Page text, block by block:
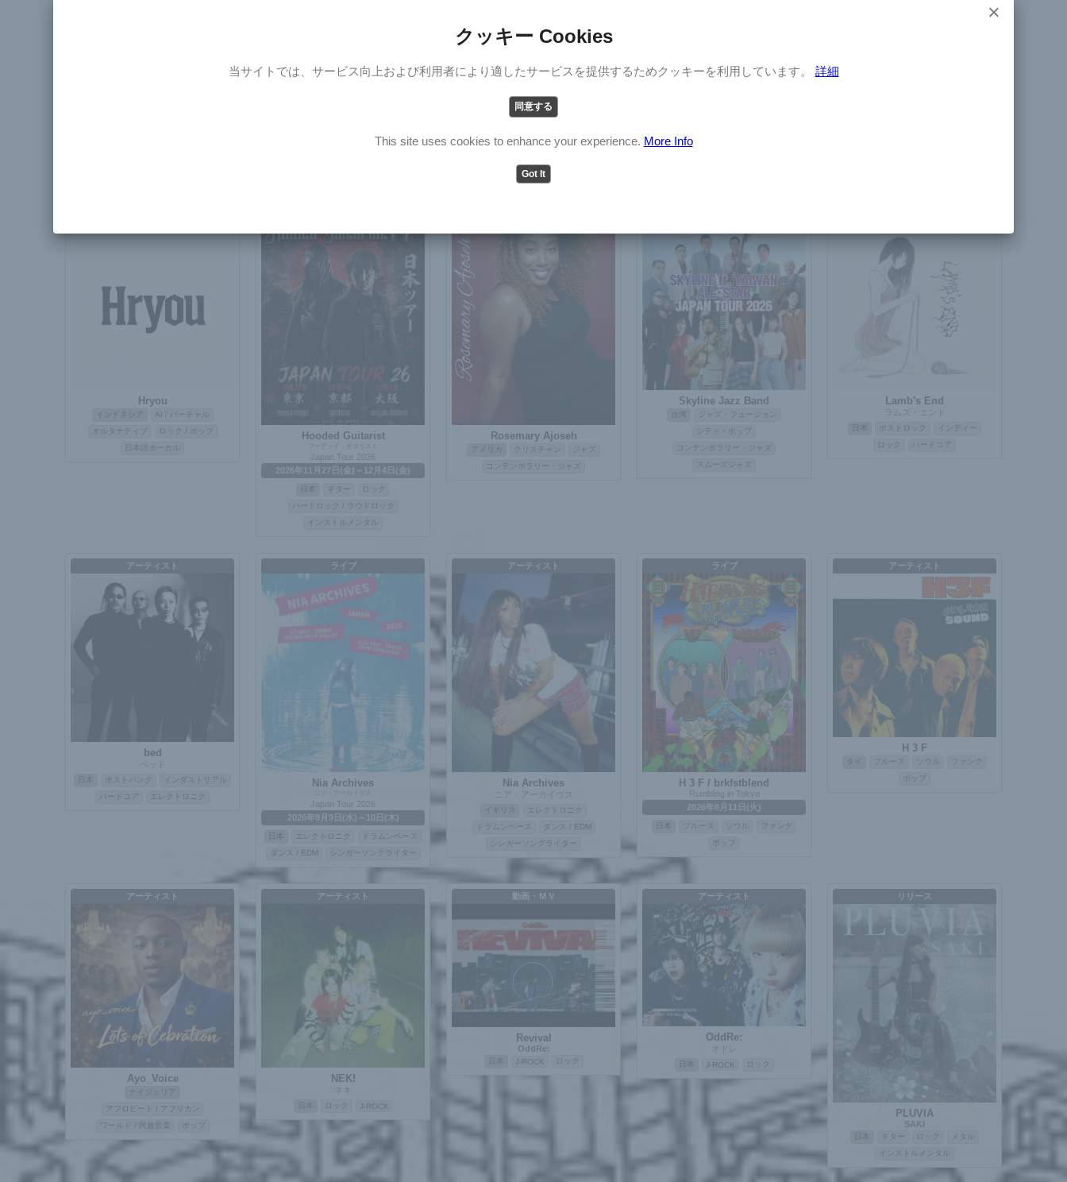
The Later, The Better
ザ・レイター・ザ・ベター
オルタナティブ
ハードコア パンク Don ali The Masthaz
Hryou
インドネシア
AI / バーチャル
オルタナティブ
ロック / ポップ
日本語ボーカル
Hooded Guitarist
フーデッド・ギタリスト
Japan Tour 2026
2026年11月27日(金)～12月4日(金)
ギター
ロック
ハードロック / ラウドロック
インストルメンタル
Rosemary Ajoseh
アメリカ クリスチャン
ジャズ
コンテンポラリー・ジャズ
Skyline Jazz Band
台湾
ジャズ・フュージョン
シティ・ポップ
コンテンポラリー・ジャズ
スムーズジャズ
Lamb's End
ラムズ・エンド
ポストロック
インディー
ロック
ハードコア
アーティスト
bed
ベッド
ポストパンク
インダストリアル
ハードコア
エレクトロニク
ライブ
Nia Archives
Japan Tour 2026
2026年9月9日(水)～10日(木)
エレクトロニク
ドラムンベース
ダンス / EDM
シンガーソングライター
アーティスト
Nia Archives
ニア・アーカイヴス
イギリス
エレクトロニク
ドラムンベース
ダンス / EDM
シンガーソングライター
ライブ
H 3 F / brkfstblend
Rumbling in Tokyo
2026年8月11日(火)
ブルース ソウル
ファンク
ポップ
アーティスト
H 3 F
タイ ブルース ソウル
ファンク
ポップ
アーティスト
Ayo_Voice
ナイジェリア
アフロビート / アフリカン
ワールド / 民族音楽
ポップ
アーティスト
NEK!
ネキ
ロック J-ROCK
動画・ＭＶ
Revival
OddRe:
J-ROCK ロック
アーティスト
OddRe:
オドレ
J-ROCK ロック
リリース
PLUVIA
SAKI
ギター ロック
メタル
インストルメンタル
×
Select Version
×
クッキー Cookies
当サイトでは、サービス向上および利用者により適したサービスを提供するためクッキーを利用しています。 詳細
同意する
This site uses cookies to enhance your experience. More Info
Got It